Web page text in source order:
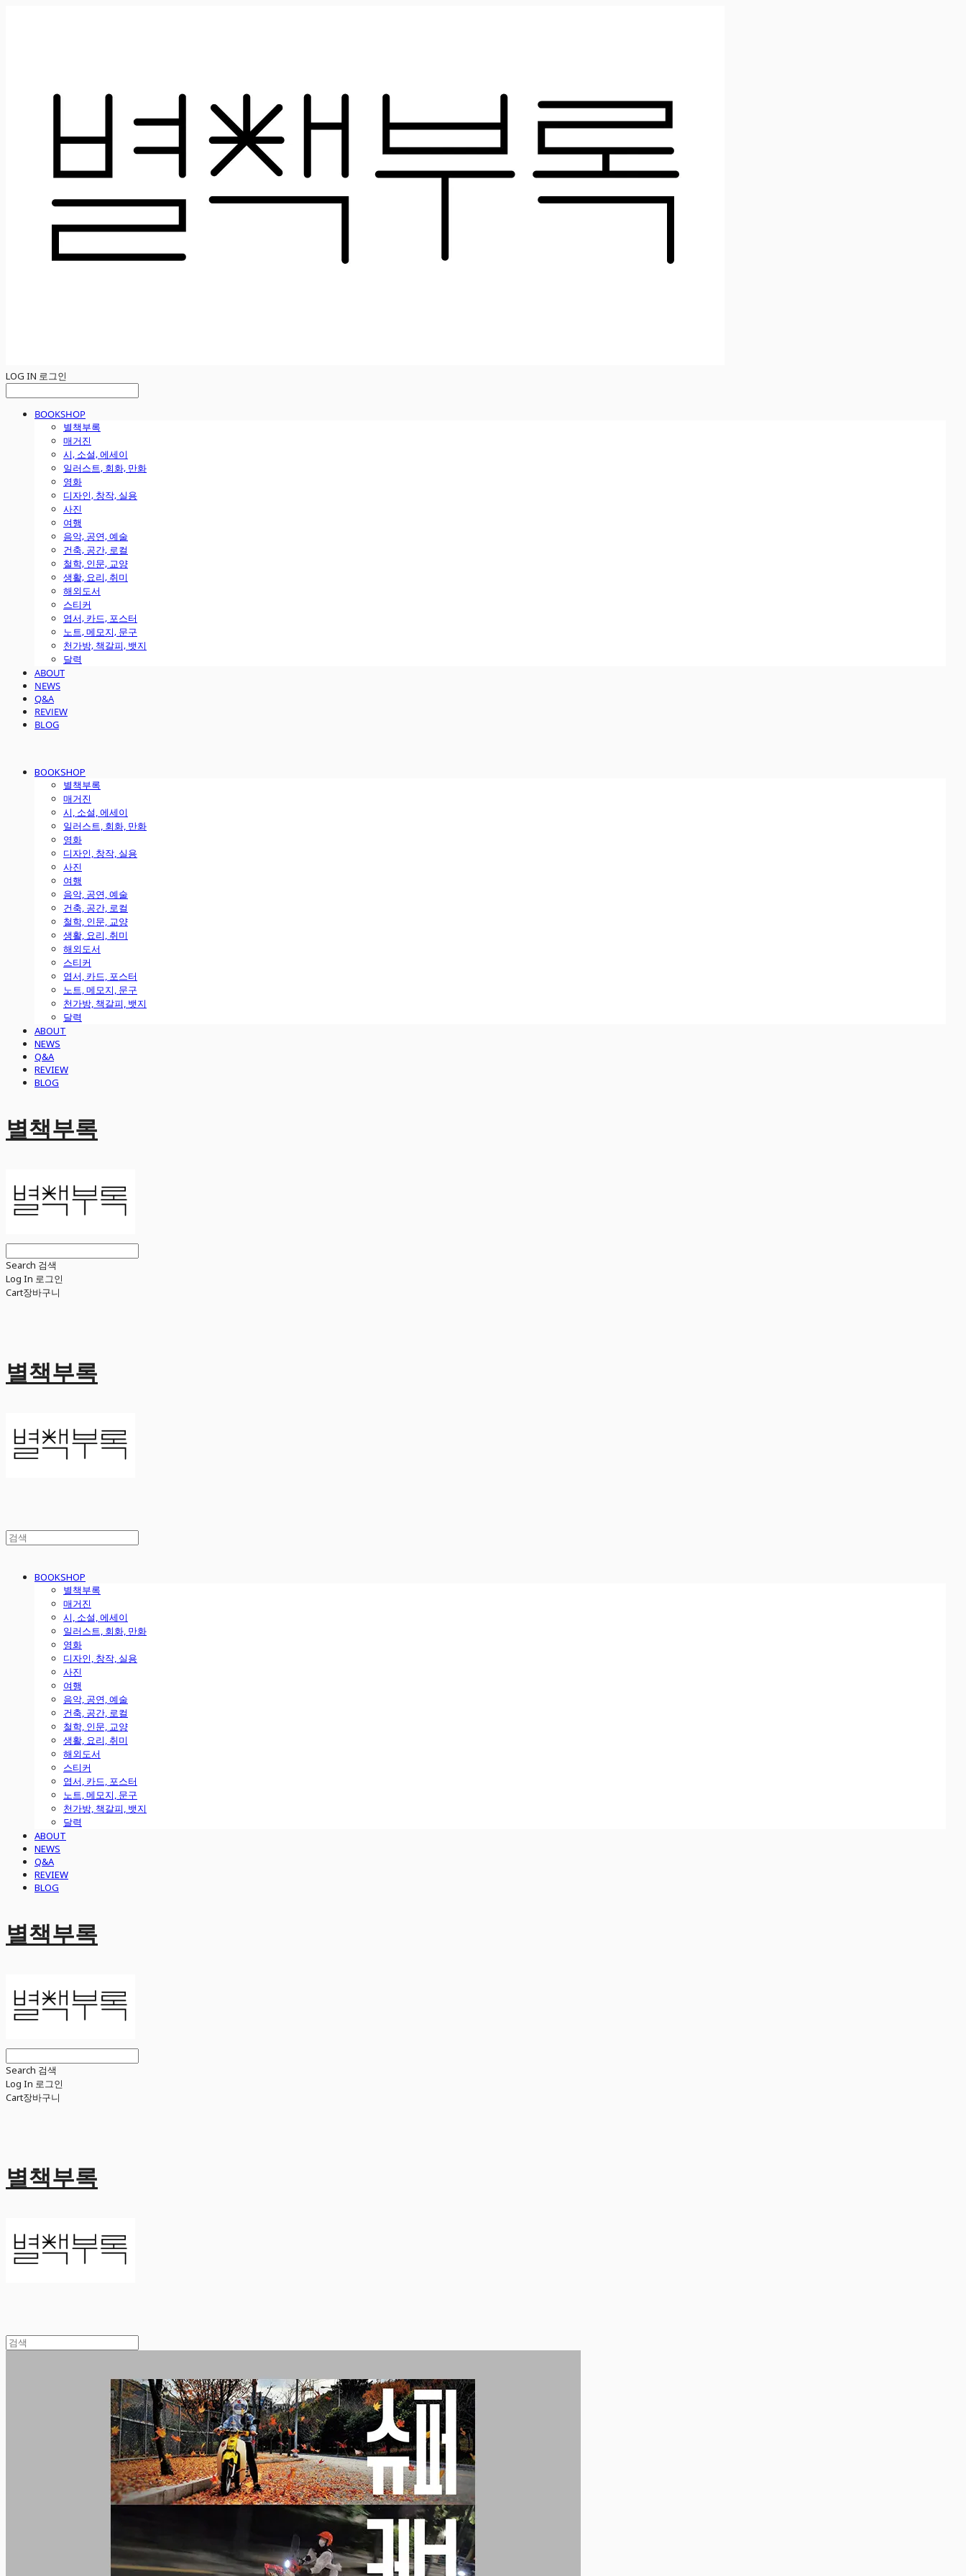
LOG IN 로그인
BOOKSHOP
별책부록
매거진
시, 소설, 에세이
일러스트, 회화, 만화
영화
디자인, 창작, 실용
사진
여행
음악, 공연, 예술
건축, 공간, 로컬
철학, 인문, 교양
생활, 요리, 취미
해외도서
스티커
엽서, 카드, 포스터
노트, 메모지, 문구
천가방, 책갈피, 뱃지
달력
ABOUT
NEWS
Q&A
REVIEW
BLOG
BOOKSHOP
별책부록
매거진
시, 소설, 에세이
일러스트, 회화, 만화
영화
디자인, 창작, 실용
사진
여행
음악, 공연, 예술
건축, 공간, 로컬
철학, 인문, 교양
생활, 요리, 취미
해외도서
스티커
엽서, 카드, 포스터
노트, 메모지, 문구
천가방, 책갈피, 뱃지
달력
ABOUT
NEWS
Q&A
REVIEW
BLOG
별책부록
Search 검색
Log In 로그인
Cart장바구니
별책부록
BOOKSHOP
별책부록
매거진
시, 소설, 에세이
일러스트, 회화, 만화
영화
디자인, 창작, 실용
사진
여행
음악, 공연, 예술
건축, 공간, 로컬
철학, 인문, 교양
생활, 요리, 취미
해외도서
스티커
엽서, 카드, 포스터
노트, 메모지, 문구
천가방, 책갈피, 뱃지
달력
ABOUT
NEWS
Q&A
REVIEW
BLOG
별책부록
Search 검색
Log In 로그인
Cart장바구니
별책부록